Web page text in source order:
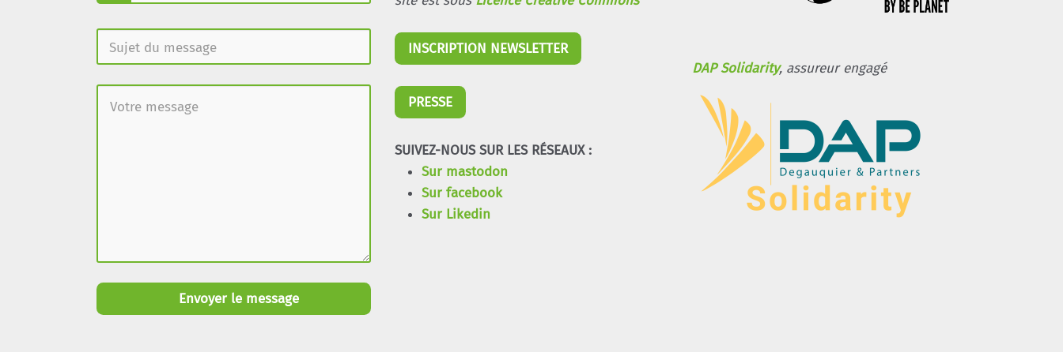
Envoyer le message
INSCRIPTION NEWSLETTER
PRESSE
SUIVEZ-NOUS SUR LES RÉSEAUX :
Sur mastodon
Sur facebook
Sur Likedin
DAP Solidarity, assureur engagé